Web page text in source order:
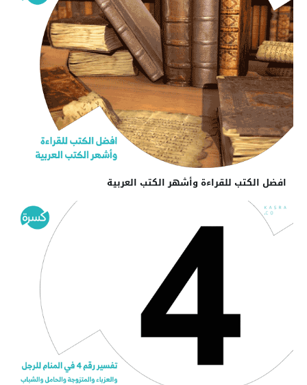
افضل الكتب للقراءة وأشهر الكتب العربية